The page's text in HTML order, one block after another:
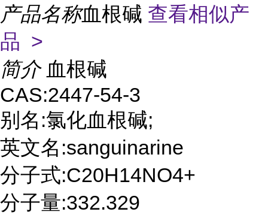
产品名称血根碱 查看相似产
品 >
简介 血根碱
CAS:2447-54-3
别名:氯化血根碱;
英文名:sanguinarine
分子式:C20H14NO4+
分子量:332.329